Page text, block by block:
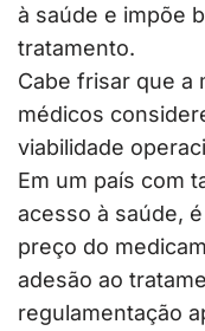
à saúde e impõe
tratamento.
Cabe frisar que a
médicos
viabilidade
Em um país com
acesso à saúde,
preço do
adesão ao
regulamentação